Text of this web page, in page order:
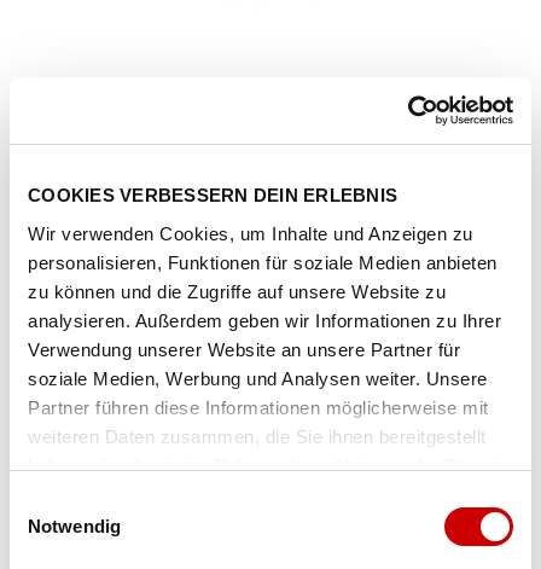
COOKIES VERBESSERN DEIN ERLEBNIS
Wir verwenden Cookies, um Inhalte und Anzeigen zu
personalisieren, Funktionen für soziale Medien anbieten
zu können und die Zugriffe auf unsere Website zu
analysieren. Außerdem geben wir Informationen zu Ihrer
Verwendung unserer Website an unsere Partner für
soziale Medien, Werbung und Analysen weiter. Unsere
Partner führen diese Informationen möglicherweise mit
weiteren Daten zusammen, die Sie ihnen bereitgestellt
haben oder die sie im Rahmen Ihrer Nutzung der Dienste
Notwendig
Artikel-Nr.87204-schwarz
Farbe schwarz